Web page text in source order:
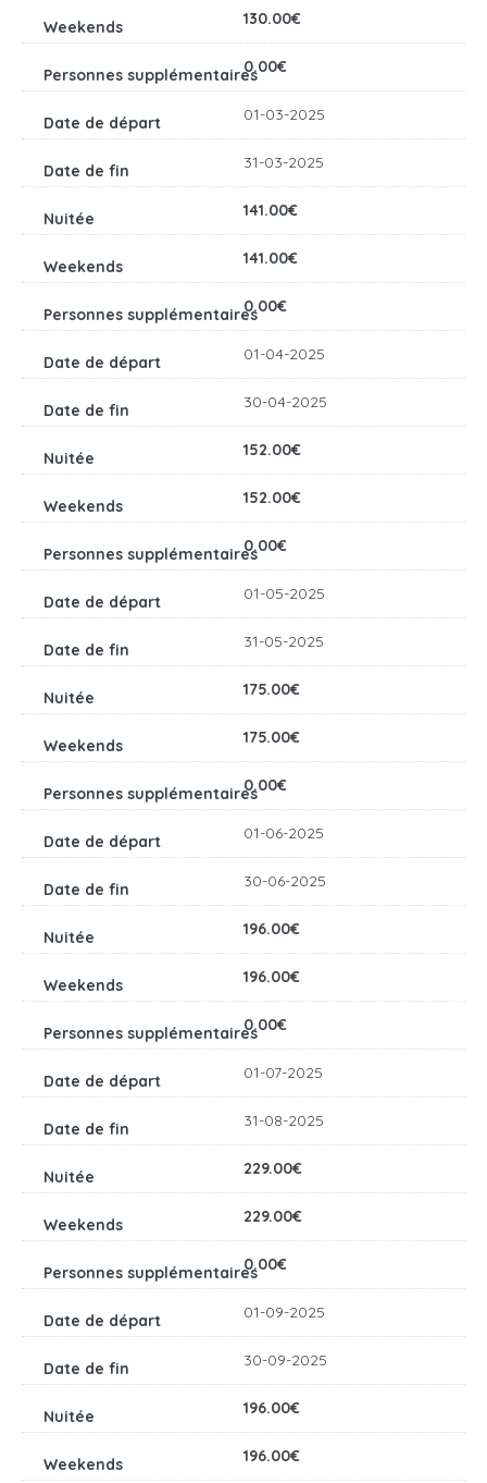
130.00€
0.00€
01-03-2025
31-03-2025
141.00€
141.00€
0.00€
01-04-2025
30-04-2025
152.00€
152.00€
0.00€
01-05-2025
31-05-2025
175.00€
175.00€
0.00€
01-06-2025
30-06-2025
196.00€
196.00€
0.00€
01-07-2025
31-08-2025
229.00€
229.00€
0.00€
01-09-2025
30-09-2025
196.00€
196.00€